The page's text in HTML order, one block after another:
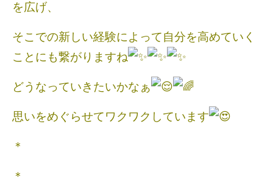
を広げ、
そこでの新しい経験によって自分を高めていく
ことにも繋がりますね
どうなっていきたいかなぁ
思いをめぐらせてワクワクしています
＊
＊